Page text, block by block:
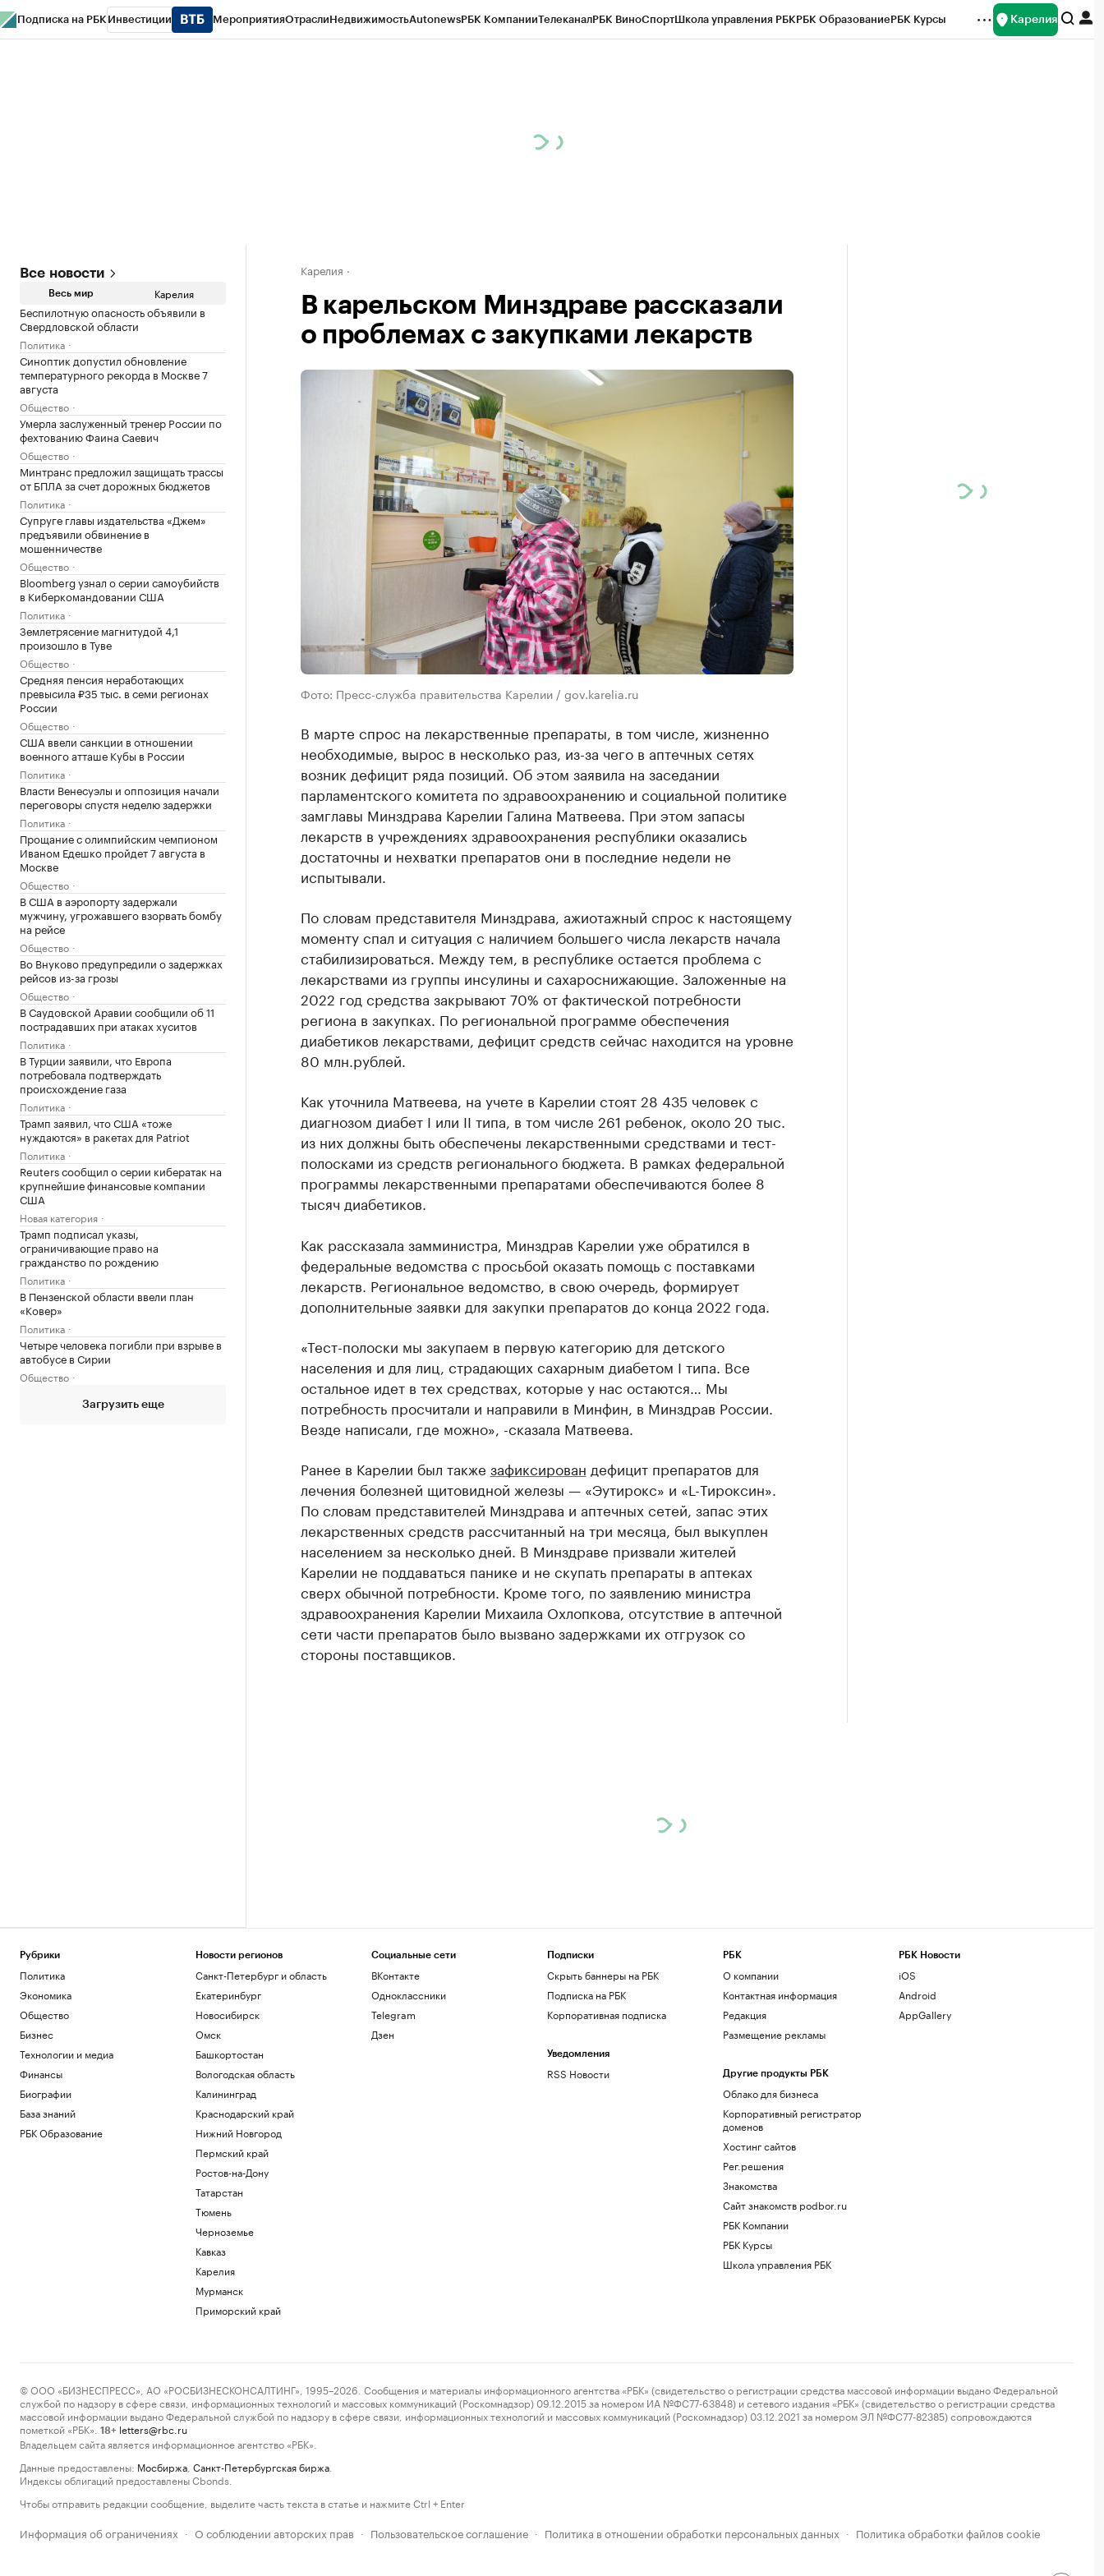
Подписка на РБК Инвестиции МероприятияОтраслиНедвижимостьAutonewsРБК КомпанииТелеканалРБК ВиноСпортШкола управления РБКРБК ОбразованиеРБК Курсы Карелия
Все новости
Весь мир Карелия
Беспилотную опасность объявили в
Свердловской области
Политика
Синоптик допустил обновление
температурного рекорда в Москве 7
августа
Общество
Умерла заслуженный тренер России по
фехтованию Фаина Саевич
Общество
Минтранс предложил защищать трассы
от БПЛА за счет дорожных бюджетов
Политика
Супруге главы издательства «Джем»
предъявили обвинение в
мошенничестве
Общество
Bloomberg узнал о серии самоубийств
в Киберкомандовании США
Политика
Землетрясение магнитудой 4,1
произошло в Туве
Общество
Средняя пенсия неработающих
превысила ₽35 тыс. в семи регионах
России
Общество
США ввели санкции в отношении
военного атташе Кубы в России
Политика
Власти Венесуэлы и оппозиция начали
переговоры спустя неделю задержки
Политика
Прощание с олимпийским чемпионом
Иваном Едешко пройдет 7 августа в
Москве
Общество
В США в аэропорту задержали
мужчину, угрожавшего взорвать бомбу
на рейсе
Общество
Во Внуково предупредили о задержках
рейсов из-за грозы
Общество
В Саудовской Аравии сообщили об 11
пострадавших при атаках хуситов
Политика
В Турции заявили, что Европа
потребовала подтверждать
происхождение газа
Политика
Трамп заявил, что США «тоже
нуждаются» в ракетах для Patriot
Политика
Reuters сообщил о серии кибератак на
крупнейшие финансовые компании
США
Новая категория
Трамп подписал указы,
ограничивающие право на
гражданство по рождению
Политика
В Пензенской области ввели план
«Ковер»
Политика
Четыре человека погибли при взрыве в
автобусе в Сирии
Общество
Загрузить еще
Карелия
В карельском Минздраве рассказали
о проблемах с закупками лекарств
Фото: Пресс-служба правительства Карелии / gov.karelia.ru
В марте спрос на лекарственные препараты, в том числе, жизненно
необходимые, вырос в несколько раз, из-за чего в аптечных сетях
возник дефицит ряда позиций. Об этом заявила на заседании
парламентского комитета по здравоохранению и социальной политике
замглавы Минздрава Карелии Галина Матвеева. При этом запасы
лекарств в учреждениях здравоохранения республики оказались
достаточны и нехватки препаратов они в последние недели не
испытывали.
По словам представителя Минздрава, ажиотажный спрос к настоящему
моменту спал и ситуация с наличием большего числа лекарств начала
стабилизироваться. Между тем, в республике остается проблема с
лекарствами из группы инсулины и сахароснижающие. Заложенные на
2022 год средства закрывают 70% от фактической потребности
региона в закупках. По региональной программе обеспечения
диабетиков лекарствами, дефицит средств сейчас находится на уровне
80 млн.рублей.
Как уточнила Матвеева, на учете в Карелии стоят 28 435 человек с
диагнозом диабет I или II типа, в том числе 261 ребенок, около 20 тыс.
из них должны быть обеспечены лекарственными средствами и тест-
полосками из средств регионального бюджета. В рамках федеральной
программы лекарственными препаратами обеспечиваются более 8
тысяч диабетиков.
Как рассказала замминистра, Минздрав Карелии уже обратился в
федеральные ведомства с просьбой оказать помощь с поставками
лекарств. Региональное ведомство, в свою очередь, формирует
дополнительные заявки для закупки препаратов до конца 2022 года.
«Тест-полоски мы закупаем в первую категорию для детского
населения и для лиц, страдающих сахарным диабетом I типа. Все
остальное идет в тех средствах, которые у нас остаются… Мы
потребность просчитали и направили в Минфин, в Минздрав России.
Везде написали, где можно», -сказала Матвеева.
Ранее в Карелии был также зафиксирован дефицит препаратов для
лечения болезней щитовидной железы — «Эутирокс» и «L-Тироксин».
По словам представителей Минздрава и аптечных сетей, запас этих
лекарственных средств рассчитанный на три месяца, был выкуплен
населением за несколько дней. В Минздраве призвали жителей
Карелии не поддаваться панике и не скупать препараты в аптеках
сверх обычной потребности. Кроме того, по заявлению министра
здравоохранения Карелии Михаила Охлопкова, отсутствие в аптечной
сети части препаратов было вызвано задержками их отгрузок со
стороны поставщиков.
Рубрики
Политика
Экономика
Общество
Бизнес
Технологии и медиа
Финансы
Биографии
База знаний
РБК Образование
Новости регионов
Санкт-Петербург и область
Екатеринбург
Новосибирск
Омск
Башкортостан
Вологодская область
Калининград
Краснодарский край
Нижний Новгород
Пермский край
Ростов-на-Дону
Татарстан
Тюмень
Черноземье
Кавказ
Карелия
Мурманск
Приморский край
Социальные сети
ВКонтакте
Одноклассники
Telegram
Дзен
Подписки
Скрыть баннеры на РБК
Подписка на РБК
Корпоративная подписка
Уведомления
RSS Новости
РБК
О компании
Контактная информация
Редакция
Размещение рекламы
Другие продукты РБК
Облако для бизнеса
Корпоративный регистратор
доменов
Хостинг сайтов
Рег.решения
Знакомства
Сайт знакомств podbor.ru
РБК Компании
РБК Курсы
Школа управления РБК
РБК Новости
iOS
Android
AppGallery
© ООО «БИЗНЕСПРЕСС», АО «РОСБИЗНЕСКОНСАЛТИНГ», 1995–2026. Сообщения и материалы информационного агентства «РБК» (свидетельство о регистрации средства массовой информации выдано Федеральной
службой по надзору в сфере связи, информационных технологий и массовых коммуникаций (Роскомнадзор) 09.12.2015 за номером ИА №ФС77-63848) и сетевого издания «РБК» (свидетельство о регистрации средства
массовой информации выдано Федеральной службой по надзору в сфере связи, информационных технологий и массовых коммуникаций (Роскомнадзор) 03.12.2021 за номером ЭЛ №ФС77-82385) сопровождаются
пометкой «РБК».
18+ letters@rbc.ru
Владельцем сайта является информационное агентство «РБК».
Данные предоставлены: Мосбиржа Санкт-Петербургская биржа
Индексы облигаций предоставлены Cbonds.
Чтобы отправить редакции сообщение, выделите часть текста в статье и нажмите Ctrl + Enter
Информация об ограничениях · О соблюдении авторских прав · Пользовательское соглашение · Политика в отношении обработки персональных данных · Политика обработки файлов cookie